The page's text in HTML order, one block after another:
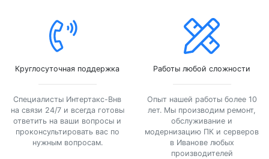
Круглосуточная поддержка
Специалисты Интертакс-Внв
на связи 24/7 и всегда готовы
ответить на ваши вопросы и
проконсультировать вас по
нужным вопросам.
Работы любой сложности
Опыт нашей работы более 10
лет. Мы производим ремонт,
обслуживание и
модернизацию ПК и серверов
в Иванове любых
производителей